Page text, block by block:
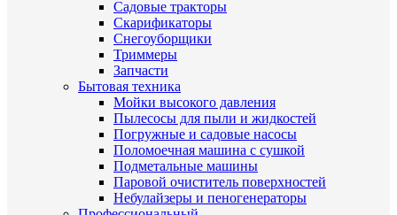
Садовые тракторы
Скарификаторы
Снегоуборщики
Триммеры
Запчасти
Бытовая техника
Мойки высокого давления
Пылесосы для пыли и жидкостей
Погружные и садовые насосы
Поломоечная машина с сушкой
Подметальные машины
Паровой очиститель поверхностей
Небулайзеры и пеногенераторы